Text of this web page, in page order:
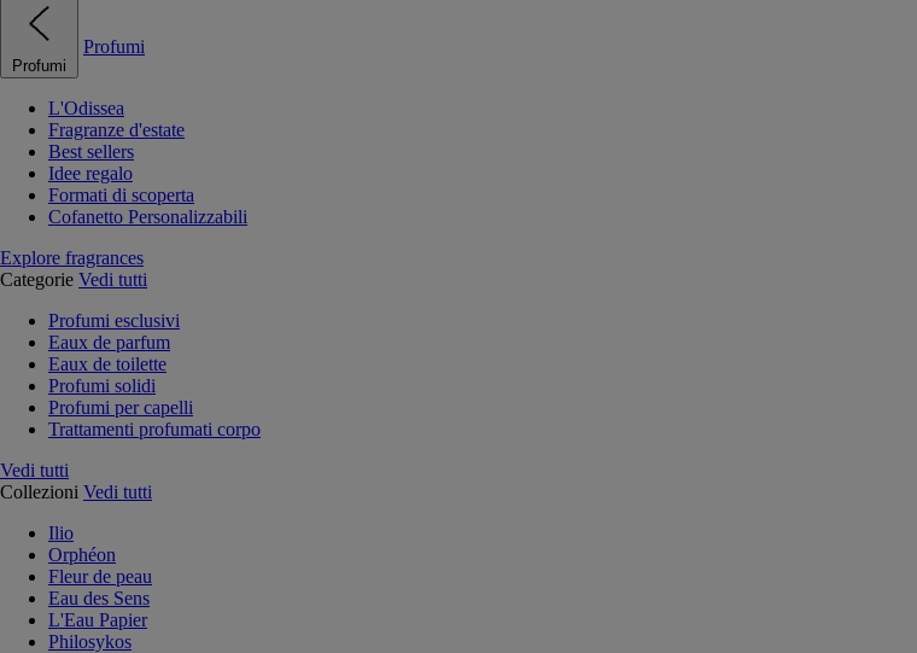
Profumi
Profumi
L'Odissea
Fragranze d'estate
Best sellers
Idee regalo
Formati di scoperta
Cofanetto Personalizzabili
Explore fragrances
Categorie Vedi tutti
Profumi esclusivi
Eaux de parfum
Eaux de toilette
Profumi solidi
Profumi per capelli
Trattamenti profumati corpo
Vedi tutti
Collezioni Vedi tutti
Ilio
Orphéon
Fleur de peau
Eau des Sens
L'Eau Papier
Philosykos